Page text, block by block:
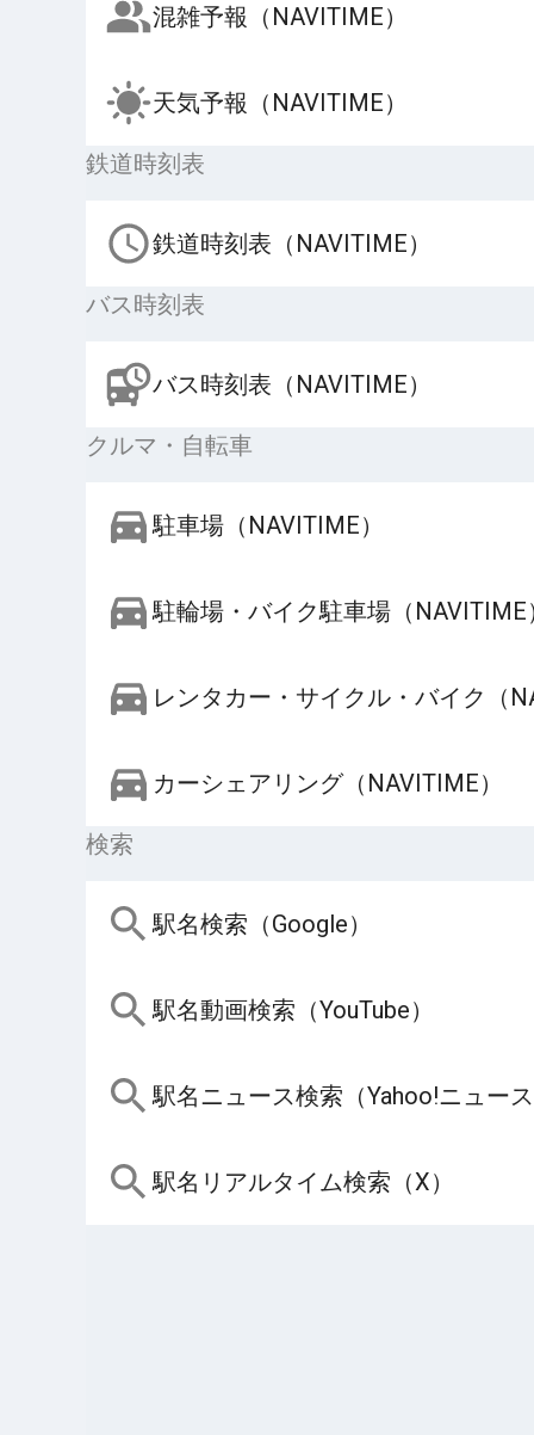
混雑予報（NAVITIME）
天気予報（NAVITIME）
鉄道時刻表
鉄道時刻表（NAVITIME）
バス時刻表
バス時刻表（NAVITIME）
クルマ・自転車
駐車場（NAVITIME）
駐輪場・バイク駐車場（NAVITIME
レンタカー・サイクル・バイク（
カーシェアリング（NAVITIME）
検索
駅名検索（Google）
駅名動画検索（YouTube）
駅名ニュース検索（Yahoo!ニュー
駅名リアルタイム検索（X）